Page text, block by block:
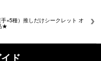
手×5種）推しだけシークレット オ
★
ド